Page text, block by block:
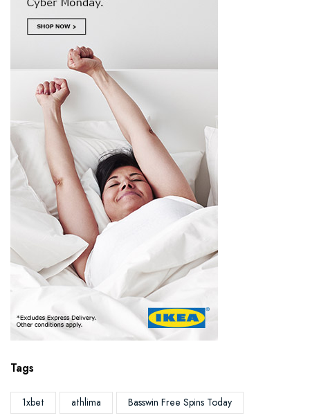
Tags
1xbet athlima
Basswin Free Spins Today